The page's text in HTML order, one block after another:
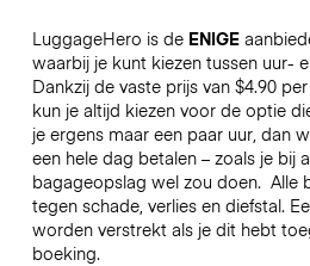
LuggageHero is de ENIGE
waarbij je kunt kiezen tussen uur-
Dankzij de vaste prijs van $4.90
kun je altijd kiezen voor de optie
je ergens maar een paar uur, dan
een hele dag betalen – zoals je bij
bagageopslag wel zou doen. Alle
tegen schade, verlies en diefstal.
worden verstrekt als je dit hebt
boeking.